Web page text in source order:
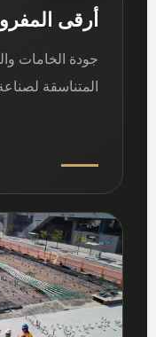
أرقى
جودة الخامات
المتناسقة